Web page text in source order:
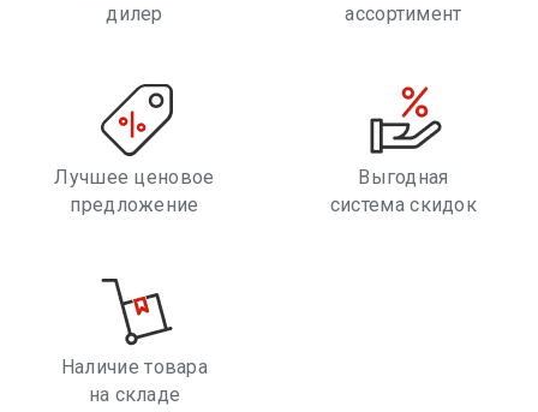
дилер
ассортимент
Лучшее ценовое
предложение
Выгодная
система скидок
Наличие товара
на складе